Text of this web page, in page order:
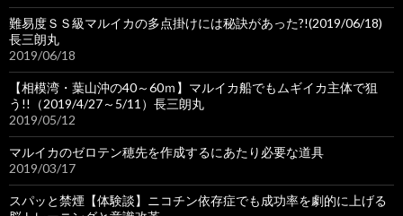
難易度ＳＳ級マルイカの多点掛けには秘訣があった?!(2019/06/18)
長三朗丸
2019/06/18
【相模湾・葉山沖の40～60ｍ】マルイカ船でもムギイカ主体で狙
う!!（2019/4/27～5/11）長三朗丸
2019/05/12
マルイカのゼロテン穂先を作成するにあたり必要な道具
2019/03/17
スパッと禁煙【体験談】ニコチン依存症でも成功率を劇的に上げる